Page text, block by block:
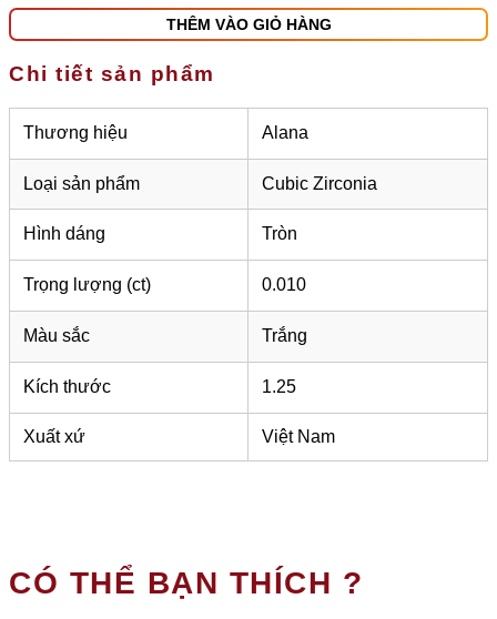
THÊM VÀO GIỎ HÀNG
Chi tiết sản phẩm
Thương hiệu Alana
Loại sản phẩm Cubic Zirconia
Hình dáng Tròn
Trọng lượng (ct) 0.010
Màu sắc Trắng
Kích thước 1.25
Xuất xứ Việt Nam
CÓ THỂ BẠN THÍCH ?